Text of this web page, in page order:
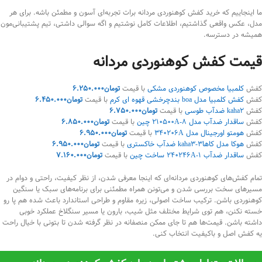
ما اینجاییم که خرید کفش کوهنوردی مردانه برات تجربه‌ای آسون و مطمئن باشه. برای هر
مدل، عکس واقعی گذاشتیم، اطلاعات کامل نوشتیم و اگه سوالی داشتی، تیم پشتیبانی‌مون
همیشه در دسترسه.
قیمت کفش کوهنوردی مردانه
کفش کلمبیا مخصوص کوهنوردی مشکی با قیمت تومان6.250.000
کفش کفش کلمبیا مدل boa بندچرخشی قهوه ای کرم با قیمت تومان6.450.000
کفش kaha2 ضدآب طوسی با قیمت تومان6.750.000
کفش ساقدار ضدآب مدل 210500A-8 چین با قیمت تومان6.850.000
کفش هومتو اورجینال مدل 340206A با قیمت تومان6.950.000
کفش هوکا مدل کاها3-kaha3 ضدآب خاکستری با قیمت تومان6.950.000
کفش ساقدار ضدآب 240246A-1 ساخت چین با قیمت تومان7.160.000
تمام کفش‌های کوهنوردی مردانه‌ای که اینجا معرفی شدن، از نظر کیفیت، راحتی و دوام در
مسیرهای سخت بررسی شدن و می‌تونن همراه مطمئنی برای برنامه‌های سبک یا سنگین
کوهنوردی باشن. ترکیب ساخت اصولی، زیره مقاوم و طراحی استاندارد باعث شده هم پا رو
خسته نکنن، هم توی شرایط مختلف مثل شیب، بارون یا مسیر سنگلاخ عملکرد خوبی
داشته باشن. قیمت‌ها هم تا جای ممکن منصفانه در نظر گرفته شدن تا بتونی با خیال راحت
یه کفش اصل و باکیفیت انتخاب کنی.